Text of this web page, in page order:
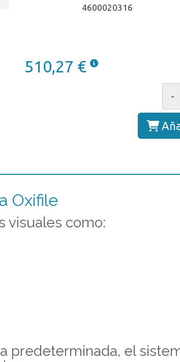
4600020316
510,27 €
-
Oxifile
visuales como:
predeterminada, el